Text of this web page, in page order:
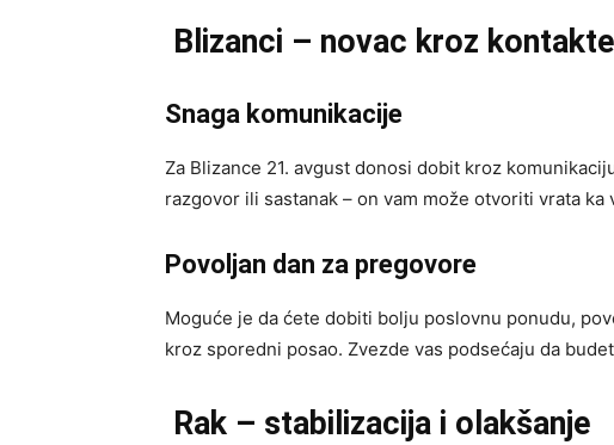
Blizanci – novac kroz kontakte
Snaga komunikacije
Za Blizance 21. avgust donosi dobit kroz
razgovor ili sastanak – on vam može otvoriti vrata ka
Povoljan dan za pregovore
Moguće je da ćete dobiti bolju poslovnu ponudu,
kroz sporedni posao. Zvezde vas podsećaju da
Rak – stabilizacija i olakšanje